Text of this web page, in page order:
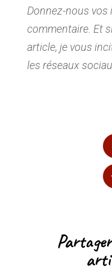
Donnez-nous vos
commentaire. Et
article, je vous
les réseaux